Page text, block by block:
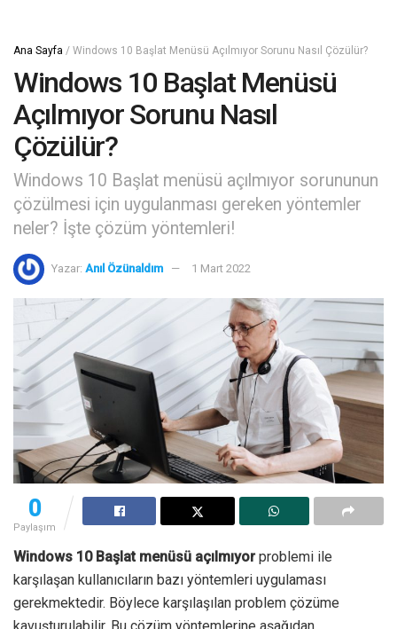
Ana Sayfa / Windows 10 Başlat Menüsü Açılmıyor Sorunu Nasıl Çözülür?
Windows 10 Başlat Menüsü
Açılmıyor Sorunu Nasıl
Çözülür?
Windows 10 Başlat menüsü açılmıyor sorununun
çözülmesi için uygulanması gereken yöntemler
neler? İşte çözüm yöntemleri!
Yazar: Anıl Özünaldım 1 Mart 2022
0
Paylaşım
Windows 10 Başlat menüsü açılmıyorproblemi ile
karşılaşan kullanıcıların bazı yöntemleri uygulaması
gerekmektedir. Böylece karşılaşılan problem çözüme